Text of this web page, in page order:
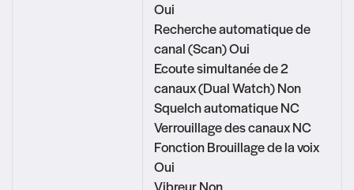
Oui
Recherche automatique de
canal (Scan) Oui
Ecoute simultanée de 2
canaux (Dual Watch) Non
Squelch automatique NC
Verrouillage des canaux NC
Fonction Brouillage de la voix
Oui